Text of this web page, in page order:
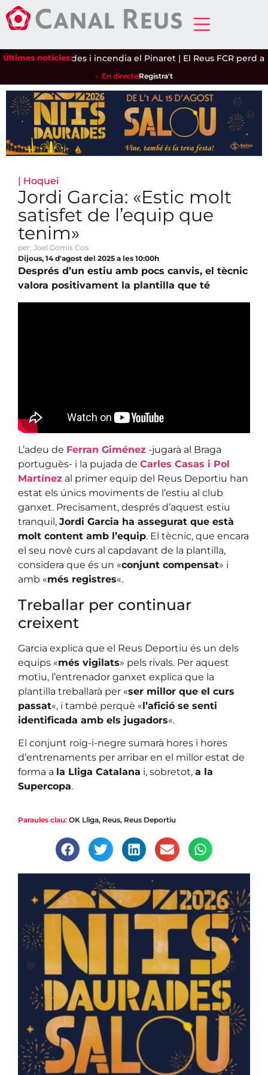
Últimes notícies:
entrades i incendia el Pinaret|El Reus FCR perd
En directeRegistra't
| Hoquei
Jordi Garcia: «Estic molt
satisfet de l’equip que
tenim»
per: Joel Gomis Cos
Dijous, 14 d'agost del 2025 a les 10:00h
Després d’un estiu amb pocs canvis, el tècnic
valora positivament la plantilla que té
L’adeu de Ferran Giménez -jugarà al Braga
portuguès- i la pujada de Carles Casas i Pol
Martínez al primer equip del Reus Deportiu han
estat els únics moviments de l’estiu al club
ganxet. Precisament, després d’aquest estiu
tranquil, Jordi Garcia ha assegurat que està
molt content amb l’equip. El tècnic, que encara
el seu novè curs al capdavant de la plantilla,
considera que és un «conjunt compensat» i
amb «més registres«.
Treballar per continuar
creixent
Garcia explica que el Reus Deportiu és un dels
equips «més vigilats» pels rivals. Per aquest
motiu, l’entrenador ganxet explica que la
plantilla treballarà per «ser millor que el curs
passat«, i també perquè «l’afició se senti
identificada amb els jugadors«.
El conjunt roig-i-negre sumarà hores i hores
d’entrenaments per arribar en el millor estat de
forma a la Lliga Catalana i, sobretot, a la
Supercopa.
Paraules clau: OK Lliga, Reus, Reus Deportiu